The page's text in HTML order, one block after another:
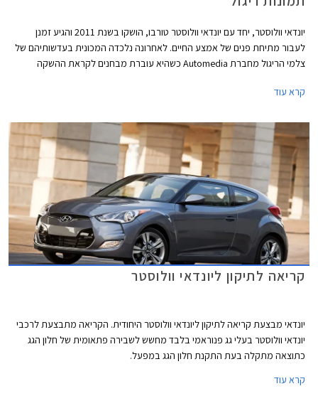
יונדאי וולוסטר, יחד עם יונדאי וולוסטר טורבו, הושקו בשנת 2011 והגיע זמנן
לעבור מתיחת פנים של אמצע החיים. לאחרונה נלכדה המכונית בעדשותיהם של
צלמי הריגול מחברת Automedia כשהיא עוברת מבחנים לקראת ההשקה
קרא עוד
קריאה לתיקון ליונדאי וולוסטר
יונדאי מבצעת קריאה לתיקון ליונדאי וולוסטר היחודית. הקריאה מתבצעת לרכבי
יונדאי וולוסטר בעלי גג פנוראמי בלבד מחשש לשבירה פתאומית של חלון הגג
כתוצאה מתקלה בעת התקנת חלון הגג במפעל.
קרא עוד